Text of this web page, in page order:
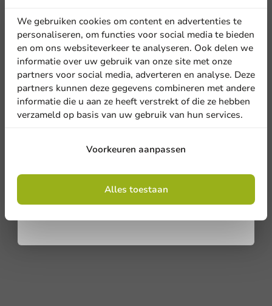
We gebruiken cookies om content en advertenties te
personaliseren, om functies voor social media te bieden
en om ons websiteverkeer te analyseren. Ook delen we
informatie over uw gebruik van onze site met onze
partners voor social media, adverteren en analyse. Deze
partners kunnen deze gegevens combineren met andere
informatie die u aan ze heeft verstrekt of die ze hebben
verzameld op basis van uw gebruik van hun services.
Voorkeuren aanpassen
Alles toestaan
korting
Meld je aan voor onze
nieuwsbrief!
Aanmelden
Door je in te schrijven, ga je akkoord met de
algemene voorwaarden